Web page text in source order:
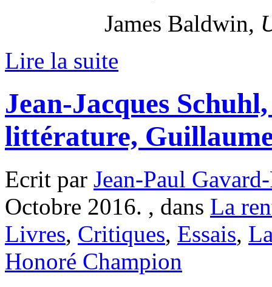
James Baldwin,
Lire la suite
Jean-Jacques
littérature,
Ecrit par Jean-Paul
Octobre 2016. , dans La
Livres, Critiques, Essais,
Honoré Champion